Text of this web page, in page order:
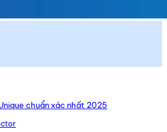
chuẩn xác nhất 2025